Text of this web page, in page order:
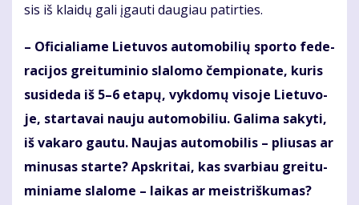
sis iš klai­dų ga­li įgau­ti dau­giau pa­tir­ties.
– Ofi­cia­lia­me Lie­tu­vos au­to­mo­bi­lių spor­to fe­de­
ra­ci­jos grei­tu­mi­nio sla­lo­mo čem­pio­na­te, ku­ris
su­si­de­da iš 5–6 eta­pų, vyk­do­mų vi­so­je Lie­tu­vo­
je, star­ta­vai nau­ju au­to­mo­bi­liu. Ga­li­ma sa­ky­ti,
iš va­ka­ro gau­tu. Nau­jas au­to­mo­bi­lis – pliu­sas ar
mi­nu­sas star­te? Ap­skri­tai, kas svar­biau grei­tu­
mi­nia­me sla­lo­me – lai­kas ar meist­riš­ku­mas?